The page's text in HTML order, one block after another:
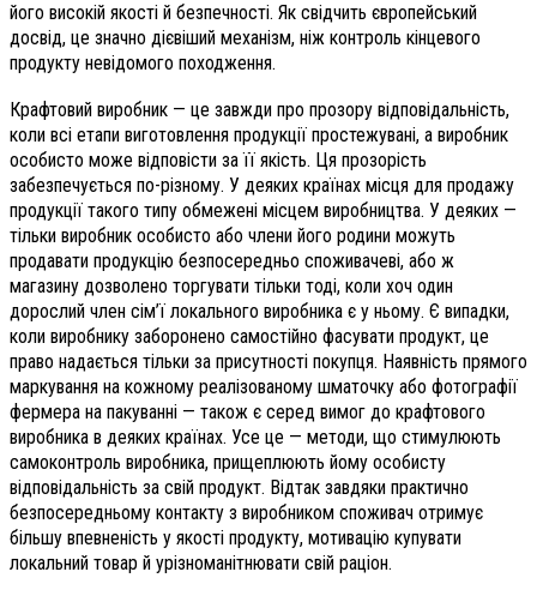
його високій якості й безпечності. Як свідчить європейський
досвід, це значно дієвіший механізм, ніж контроль кінцевого
продукту невідомого походження.
Крафтовий виробник — це завжди про прозору відповідальність,
коли всі етапи виготовлення продукції простежувані, а виробник
особисто може відповісти за її якість. Ця прозорість
забезпечується по-різному. У деяких країнах місця для продажу
продукції такого типу обмежені місцем виробництва. У деяких —
тільки виробник особисто або члени його родини можуть
продавати продукцію безпосередньо споживачеві, або ж
магазину дозволено торгувати тільки тоді, коли хоч один
дорослий член сім’ї локального виробника є у ньому. Є випадки,
коли виробнику заборонено самостійно фасувати продукт, це
право надається тільки за присутності покупця. Наявність прямого
маркування на кожному реалізованому шматочку або фотографії
фермера на пакуванні — також є серед вимог до крафтового
виробника в деяких країнах. Усе це — методи, що стимулюють
самоконтроль виробника, прищеплюють йому особисту
відповідальність за свій продукт. Відтак завдяки практично
безпосередньому контакту з виробником споживач отримує
більшу впевненість у якості продукту, мотивацію купувати
локальний товар й урізноманітнювати свій раціон.